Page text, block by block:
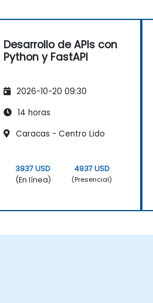
Desarrollo de APIs con
Python y FastAPI
2026-10-20 09:30
14 horas
Caracas - Centro Lido
3937 USD
(En línea)
4937 USD
(Presencial)